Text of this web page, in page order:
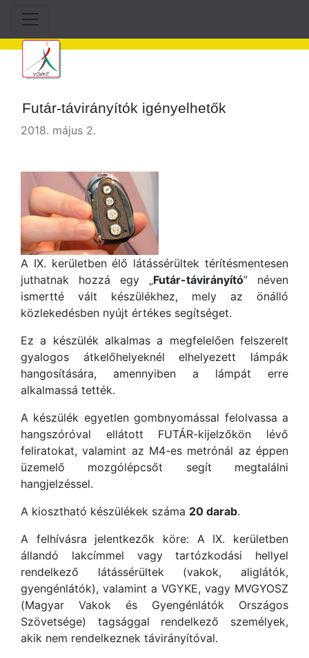
Futár-távirányítók igényelhetők
2018. május 2.
A IX. kerületben élő látássérültek térítésmentesen
juthatnak hozzá egy „Futár-távirányító” néven
ismertté vált készülékhez, mely az önálló
közlekedésben nyújt értékes segítséget.
Ez a készülék alkalmas a megfelelően felszerelt
gyalogos átkelőhelyeknél elhelyezett lámpák
hangosítására, amennyiben a lámpát erre
alkalmassá tették.
A készülék egyetlen gombnyomással felolvassa a
hangszóróval ellátott FUTÁR-kijelzőkön lévő
feliratokat, valamint az M4-es metrónál az éppen
üzemelő mozgólépcsőt segít megtalálni
hangjelzéssel.
A kiosztható készülékek száma 20 darab.
A felhívásra jelentkezők köre: A IX. kerületben
állandó lakcímmel vagy tartózkodási hellyel
rendelkező látássérültek (vakok, aliglátók,
gyengénlátók), valamint a VGYKE, vagy MVGYOSZ
(Magyar Vakok és Gyengénlátók Országos
Szövetsége) tagsággal rendelkező személyek,
akik nem rendelkeznek távirányítóval.